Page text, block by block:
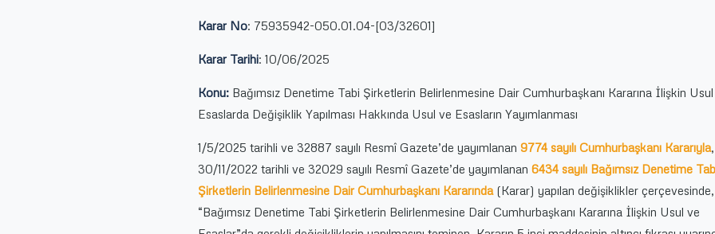
Karar No: 75935942-050.01.04-[03/32601]
Karar Tarihi: 10/06/2025
Konu: Bağımsız Denetime Tabi Şirketlerin Belirlenmesine Dair Cumhurbaşkanı Kararına İlişkin
Esaslarda Değişiklik Yapılması Hakkında Usul ve Esasların Yayımlanması
1/5/2025 tarihli ve 32887 sayılı Resmî Gazete’de yayımlanan9774 sayılı Cumhurbaşkanı Kararıyla,
30/11/2022 tarihli ve 32029 sayılı Resmî Gazete’de yayımlanan6434 sayılı Bağımsız Denetime
Şirketlerin Belirlenmesine Dair Cumhurbaşkanı Kararında(Karar) yapılan değişiklikler çerçevesinde,
“Bağımsız Denetime Tabi Şirketlerin Belirlenmesine Dair Cumhurbaşkanı Kararına İlişkin Usul ve